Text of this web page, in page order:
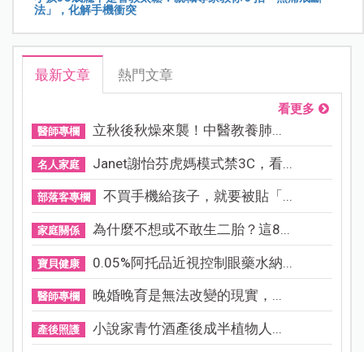
法」，化解手機衝突
最新文章 熱門文章
看更多
醫師專欄 立秋後秋燥來襲！中醫教養肺...
名人家庭 Janet謝怡芬虎媽模式禁3C，看...
部落客專欄 不買手機給孩子，就要被貼「...
家庭關係 為什麼不想或不敢生二胎？這8...
寶貝健康 0.05%阿托品近視控制眼藥水納...
醫師專欄 晚婚晚育是無法改變的現實，...
產後照護 小說家青竹酒產後成半植物人...